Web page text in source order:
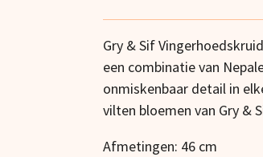
Gry & Sif
een combinatie van
onmiskenbaar detail in
vilten bloemen van Gry &
Afmetingen: 46 cm